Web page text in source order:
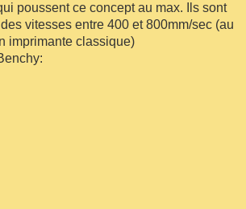
poussent ce concept au max. Ils sont
vitesses entre 400 et 800mm/sec (au
imprimante classique)